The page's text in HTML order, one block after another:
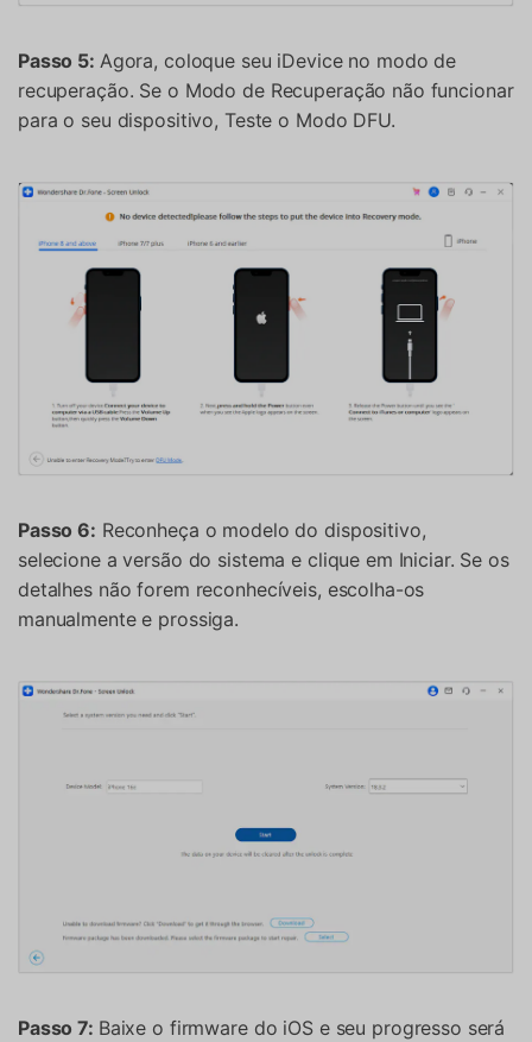
Passo 5: Agora, coloque seu iDevice no modo de
recuperação. Se o Modo de Recuperação não funcionar
para o seu dispositivo, Teste o Modo DFU.
Passo 6: Reconheça o modelo do dispositivo,
selecione a versão do sistema e clique em Iniciar. Se os
detalhes não forem reconhecíveis, escolha-os
manualmente e prossiga.
Passo 7: Baixe o firmware do iOS e seu progresso será